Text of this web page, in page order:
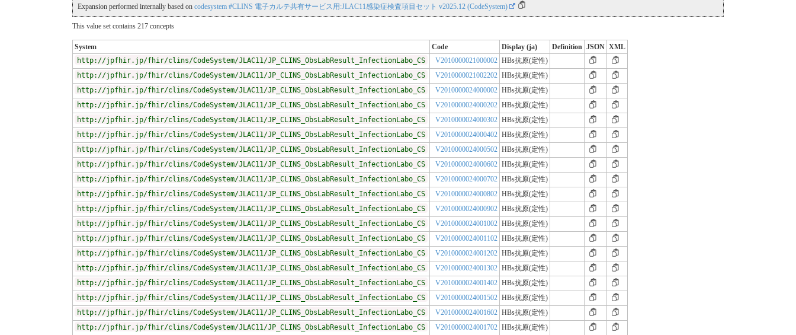
Expansion performed internally based on codesystem #CLINS 電子カルテ共有サービス用:JLAC11感染症検査項目セット v2025.12 (CodeSystem)
This value set contains 217 concepts
System Code Display (ja) Definition JSON XML
http://jpfhir.jp/fhir/clins/CodeSystem/JLAC11/JP_CLINS_ObsLabResult_InfectionLabo_CS
V2010000021000002 HBs抗原(定性)
http://jpfhir.jp/fhir/clins/CodeSystem/JLAC11/JP_CLINS_ObsLabResult_InfectionLabo_CS
V2010000021002202 HBs抗原(定性)
http://jpfhir.jp/fhir/clins/CodeSystem/JLAC11/JP_CLINS_ObsLabResult_InfectionLabo_CS
V2010000024000002 HBs抗原(定性)
http://jpfhir.jp/fhir/clins/CodeSystem/JLAC11/JP_CLINS_ObsLabResult_InfectionLabo_CS
V2010000024000202 HBs抗原(定性)
http://jpfhir.jp/fhir/clins/CodeSystem/JLAC11/JP_CLINS_ObsLabResult_InfectionLabo_CS
V2010000024000302 HBs抗原(定性)
http://jpfhir.jp/fhir/clins/CodeSystem/JLAC11/JP_CLINS_ObsLabResult_InfectionLabo_CS
V2010000024000402 HBs抗原(定性)
http://jpfhir.jp/fhir/clins/CodeSystem/JLAC11/JP_CLINS_ObsLabResult_InfectionLabo_CS
V2010000024000502 HBs抗原(定性)
http://jpfhir.jp/fhir/clins/CodeSystem/JLAC11/JP_CLINS_ObsLabResult_InfectionLabo_CS
V2010000024000602 HBs抗原(定性)
http://jpfhir.jp/fhir/clins/CodeSystem/JLAC11/JP_CLINS_ObsLabResult_InfectionLabo_CS
V2010000024000702 HBs抗原(定性)
http://jpfhir.jp/fhir/clins/CodeSystem/JLAC11/JP_CLINS_ObsLabResult_InfectionLabo_CS
V2010000024000802 HBs抗原(定性)
http://jpfhir.jp/fhir/clins/CodeSystem/JLAC11/JP_CLINS_ObsLabResult_InfectionLabo_CS
V2010000024000902 HBs抗原(定性)
http://jpfhir.jp/fhir/clins/CodeSystem/JLAC11/JP_CLINS_ObsLabResult_InfectionLabo_CS
V2010000024001002 HBs抗原(定性)
http://jpfhir.jp/fhir/clins/CodeSystem/JLAC11/JP_CLINS_ObsLabResult_InfectionLabo_CS
V2010000024001102 HBs抗原(定性)
http://jpfhir.jp/fhir/clins/CodeSystem/JLAC11/JP_CLINS_ObsLabResult_InfectionLabo_CS
V2010000024001202 HBs抗原(定性)
http://jpfhir.jp/fhir/clins/CodeSystem/JLAC11/JP_CLINS_ObsLabResult_InfectionLabo_CS
V2010000024001302 HBs抗原(定性)
http://jpfhir.jp/fhir/clins/CodeSystem/JLAC11/JP_CLINS_ObsLabResult_InfectionLabo_CS
V2010000024001402 HBs抗原(定性)
http://jpfhir.jp/fhir/clins/CodeSystem/JLAC11/JP_CLINS_ObsLabResult_InfectionLabo_CS
V2010000024001502 HBs抗原(定性)
http://jpfhir.jp/fhir/clins/CodeSystem/JLAC11/JP_CLINS_ObsLabResult_InfectionLabo_CS
V2010000024001602 HBs抗原(定性)
http://jpfhir.jp/fhir/clins/CodeSystem/JLAC11/JP_CLINS_ObsLabResult_InfectionLabo_CS
V2010000024001702 HBs抗原(定性)